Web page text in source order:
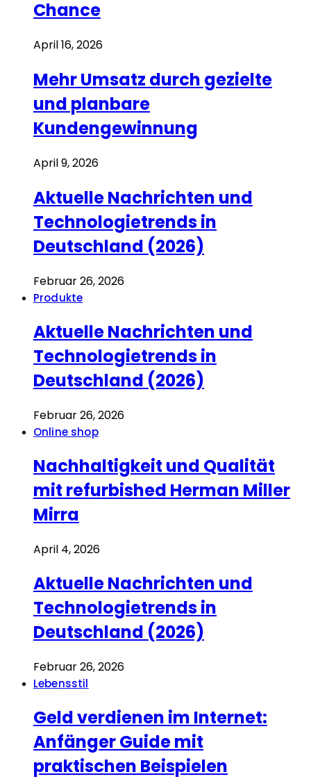
Chance
April 16, 2026
Mehr Umsatz durch gezielte
und planbare
Kundengewinnung
April 9, 2026
Aktuelle Nachrichten und
Technologietrends in
Deutschland (2026)
Februar 26, 2026
Produkte
Aktuelle Nachrichten und
Technologietrends in
Deutschland (2026)
Februar 26, 2026
Online shop
Nachhaltigkeit und Qualität
mit refurbished Herman Miller
Mirra
April 4, 2026
Aktuelle Nachrichten und
Technologietrends in
Deutschland (2026)
Februar 26, 2026
Lebensstil
Geld verdienen im Internet:
Anfänger Guide mit
praktischen Beispielen